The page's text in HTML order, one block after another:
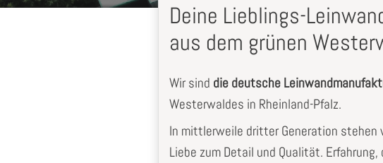
Deine Lieblings-
aus dem grünen
Wir sind die deutsche
Westerwaldes in Rheinland-Pfalz.
In mittlerweile dritter Generation stehen
Liebe zum Detail und Qualität.